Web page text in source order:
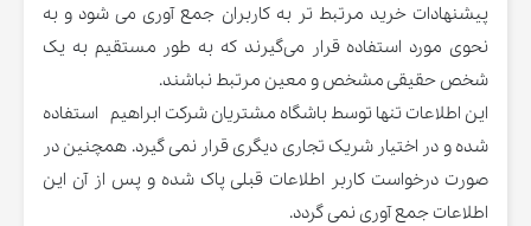
پیشنهادات خرید مرتبط تر به کاربران جمع آوری می شود و به
نحوی مورد استفاده قرار می‌گیرند که به طور مستقیم به یک
شخص حقیقی مشخص و معین مرتبط نباشند.
این اطلاعات تنها توسط باشگاه مشتریان شرکت ابراهیم استفاده
شده و در اختیار شریک تجاری دیگری قرار نمی گیرد. همچنین در
صورت درخواست کاربر اطلاعات قبلی پاک شده و پس از آن این
اطلاعات جمع آوری نمی گردد.